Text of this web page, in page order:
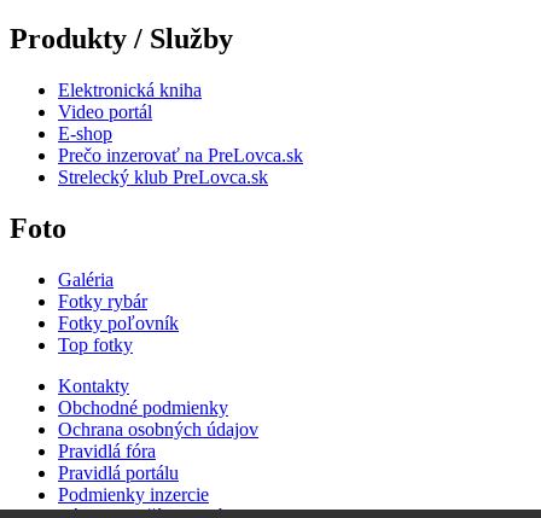
Produkty / Služby
Elektronická kniha
Video portál
E-shop
Prečo inzerovať na PreLovca.sk
Strelecký klub PreLovca.sk
Foto
Galéria
Fotky rybár
Fotky poľovník
Top fotky
Kontakty
Obchodné podmienky
Ochrana osobných údajov
Pravidlá fóra
Pravidlá portálu
Podmienky inzercie